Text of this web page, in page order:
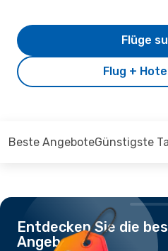
Flug +
Flüge
Beste AngeboteGünstigste
Entdecken Sie die
Angebote